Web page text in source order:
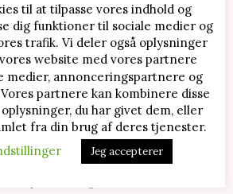
med mascarponecreme
cheesecake med kirsebær
til at tilpasse vores indhold og
dig funktioner til sociale medier og
trafik. Vi deler også oplysninger
website med vores partnere
medier, annonceringspartnere og
partnere kan kombinere disse
du har givet dem, eller
fra din brug af deres tjenester.
Jeg accepterer